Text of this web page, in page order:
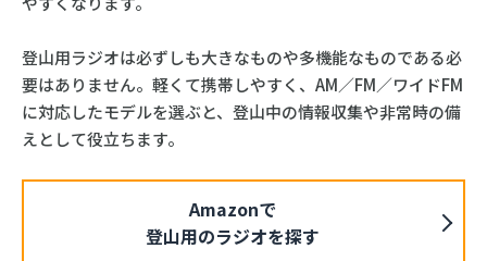
登山用ラジオは必ずしも大きなものや多機能なものである必
要はありません。軽くて携帯しやすく、AM／FM／ワイドFM
に対応したモデルを選ぶと、登山中の情報収集や非常時の備
えとして役立ちます。
Amazonで
登山用のラジオを探す